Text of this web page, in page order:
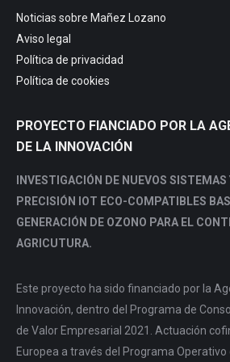
in
new
window
new
windowwindow
in
window
Noticias sobre Mañez Lozano
Aviso legal
Política de privacidad
Política de cookies
PROYECTO FIANCIADO POR LA
DE LA INNOVACIÓN
INVESTIGACIÓN DE NUEVOS
PRECISIÓN IOT ECO-COMPATIBLES
GENERACIÓN DE OZONO PARA EL
AGRICUTURA.
Este proyecto ha sido financiado por la
Innovación, dentro del Programa de
de Valor Empresarial 2021. Actuación
Europea a través del Programa Operativo